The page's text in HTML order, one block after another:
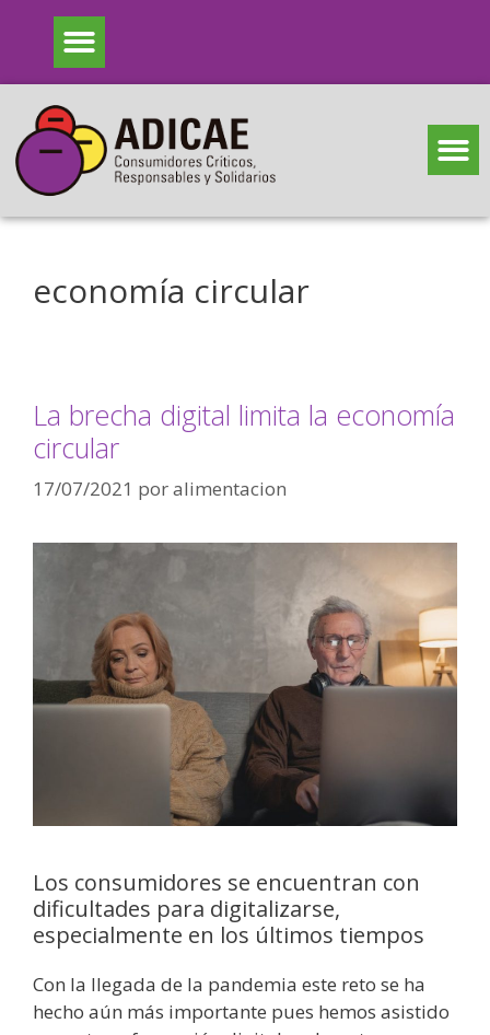
economía circular
La brecha digital limita la economía
circular
17/07/2021 poralimentacion
Los consumidores se encuentran con
dificultades para digitalizarse,
especialmente en los últimos tiempos
Con la llegada de la pandemia este reto se ha
hecho aún más importante pues hemos asistido